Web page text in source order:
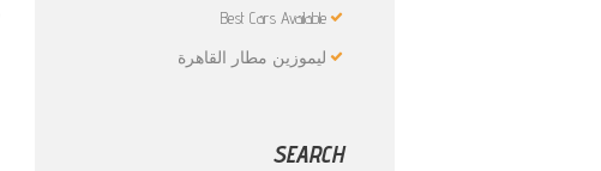
Best Cars Available
ليموزين مطار القاهرة
SEARCH